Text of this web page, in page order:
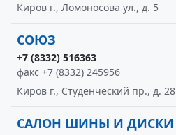
Киров г., Ломоносова ул., д. 5
СОЮЗ
+7 (8332) 516363
факс +7 (8332) 245956
Киров г., Студенческий пр., д. 28
САЛОН ШИНЫ И ДИСКИ